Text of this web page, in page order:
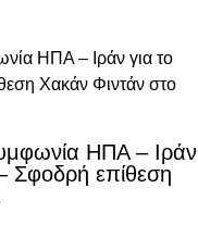
ΗΠΑ – Ιράν
Σφοδρή επίθεση